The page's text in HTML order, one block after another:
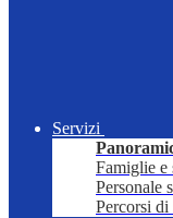
Servizi
Famiglie e
Personale
Percorsi di